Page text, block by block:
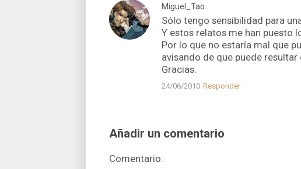
Miguel_Tao
Sólo tengo sensibilidad para
Y estos relatos me han puesto
Por lo que no estarí­a mal que
avisando de que puede
Gracias.
24/06/2010 Responder
Añadir un comentario
Comentario: